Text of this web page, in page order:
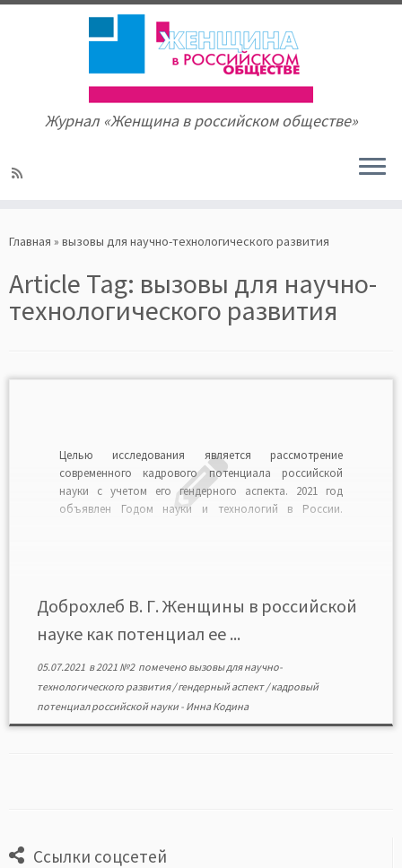
to
Журнал «Женщина в российском обществе»
Главная » вызовы для научно-технологического развития
Article Tag: вызовы для научно-
технологического развития
Целью исследования является рассмотрение
современного кадрового потенциала российской
науки с учетом его гендерного аспекта. 2021 год
объявлен Годом науки и технологий в России.
формирования научных кадров в России и за […]
Доброхлеб В. Г. Женщины в российской
науке как потенциал ее ...
05.07.2021в2021 №2 помечено вызовы для научно-
технологического развития/гендерный аспект/кадровый
потенциал российской науки - Инна Кодина
Ссылки соцсетей